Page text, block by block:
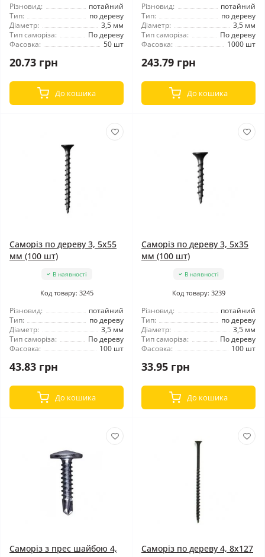
Різновид:
потайний
Тип:
по дереву
Діаметр:
3,5 мм
Тип саморіза:
По дереву
Фасовка:
50 шт
20.73 грн
До кошика
Різновид:
потайний
Тип:
по дереву
Діаметр:
3,5 мм
Тип саморіза:
По дереву
Фасовка:
1000 шт
243.79 грн
До кошика
Саморіз по дереву 3, 5x55
мм (100 шт)
В наявності
Код товару: 3245
Різновид:
потайний
Тип:
по дереву
Діаметр:
3,5 мм
Тип саморіза:
По дереву
Фасовка:
100 шт
43.83 грн
До кошика
Саморіз по дереву 3, 5x35
мм (100 шт)
В наявності
Код товару: 3239
Різновид:
потайний
Тип:
по дереву
Діаметр:
3,5 мм
Тип саморіза:
По дереву
Фасовка:
100 шт
33.95 грн
До кошика
Саморіз з прес шайбою 4,
Саморіз по дереву 4, 8x127